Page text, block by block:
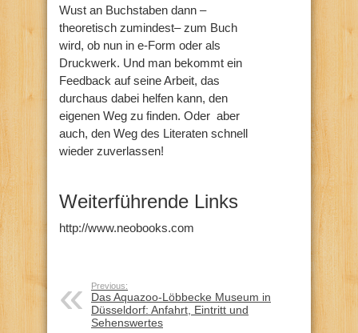
Wust an Buchstaben dann –
theoretisch zumindest– zum Buch
wird, ob nun in e-Form oder als
Druckwerk. Und man bekommt ein
Feedback auf seine Arbeit, das
durchaus dabei helfen kann, den
eigenen Weg zu finden. Oder aber
auch, den Weg des Literaten schnell
wieder zuverlassen!
Weiterführende Links
http://www.neobooks.com
Previous:
Das Aquazoo-Löbbecke Museum in
Düsseldorf: Anfahrt, Eintritt und
Sehenswertes